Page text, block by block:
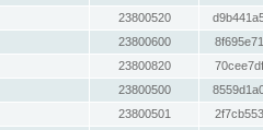
23800520
23800600
23800820
23800500
23800501